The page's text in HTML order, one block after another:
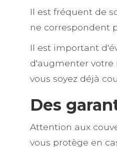
Il est fréquent de
ne correspondent
Il est important
d'augmenter votre
vous soyez déjà
Des
Attention aux
vous protège en